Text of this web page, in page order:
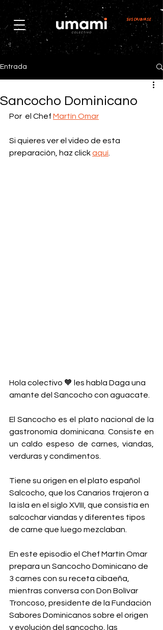
Suscribirse
Entrada
Sancocho Dominicano
Por  el Chef Martín Omar
Si quieres ver el video de esta
preparación, haz click aquí
Hola colectivo 🧡 les habla Daga una
amante del Sancocho con aguacate.
El Sancocho es el plato nacional de la
gastronomía dominicana. Consiste en
un caldo espeso de carnes, viandas,
verduras y condimentos.
Tiene su origen en el plato español
Salcocho, que los Canarios trajeron a
la isla en el siglo XVIII, que consistía en
salcochar viandas y diferentes tipos
de carne que luego mezclaban.
En este episodio el Chef Martín Omar
prepara un Sancocho Dominicano de
3 carnes con su receta cibaeña,
mientras conversa con Don Bolívar
Troncoso, presidente de la Fundación
Sabores Dominicanos sobre el origen
y evolución del sancocho, las